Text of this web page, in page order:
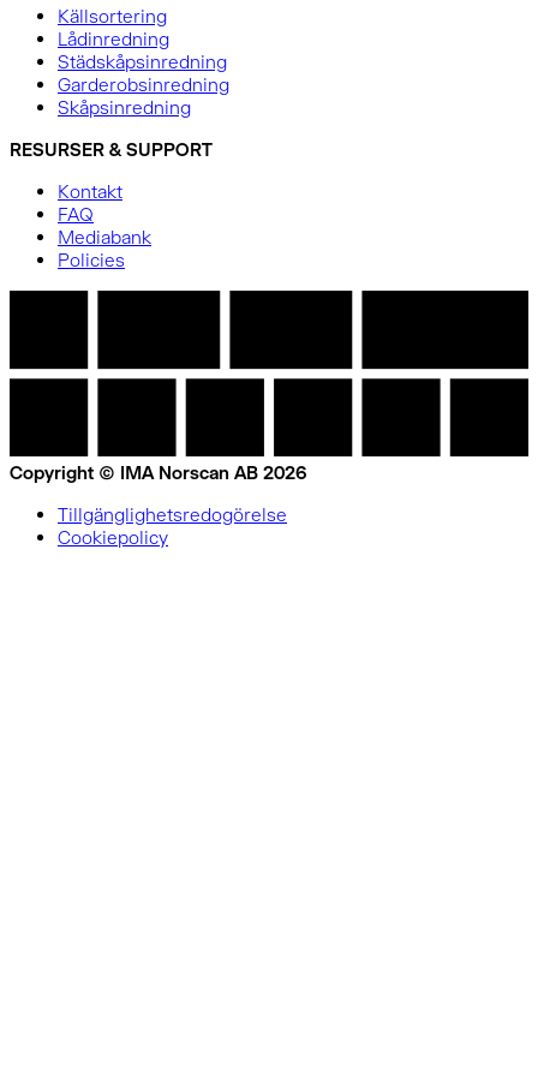
Källsortering
Lådinredning
Städskåpsinredning
Garderobsinredning
Skåpsinredning
RESURSER & SUPPORT
Kontakt
FAQ
Mediabank
Policies
Copyright © IMA Norscan AB 2026
Tillgänglighetsredogörelse
Cookiepolicy